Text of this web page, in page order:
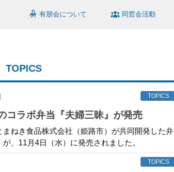
有朋会について 同窓会活動
TOPICS
TOPICS
のコラボ弁当『夫婦三昧』が発売
まねき食品株式会社（姫路市）が共同開発した弁
、11月4日（水）に発売されました。
TOPICS